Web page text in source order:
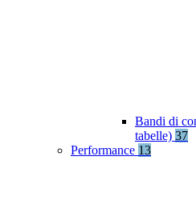
Bandi di
tabelle) 37
Performance 13